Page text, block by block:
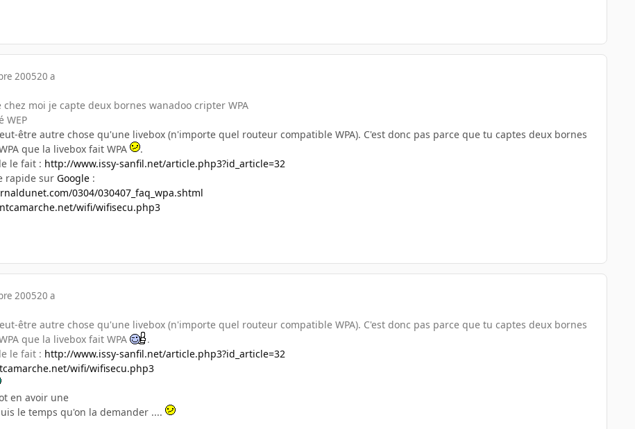
200520 a
moi je capte deux bornes wanadoo cripter WPA
WEP
être autre chose qu'une livebox (n'importe quel routeur compatible WPA). C'est donc pas parce que tu captes deux bornes
que la livebox fait WPA
.
le fait : http://www.issy-sanfil.net/article.php3?id_article=32
rapide sur Google :
0304/030407_faq_wpa.shtml
wifi/wifisecu.php3
200520 a
être autre chose qu'une livebox (n'importe quel routeur compatible WPA). C'est donc pas parce que tu captes deux bornes
que la livebox fait WPA
.
le fait : http://www.issy-sanfil.net/article.php3?id_article=32
wifi/wifisecu.php3
en avoir une
le temps qu'on la demander ....